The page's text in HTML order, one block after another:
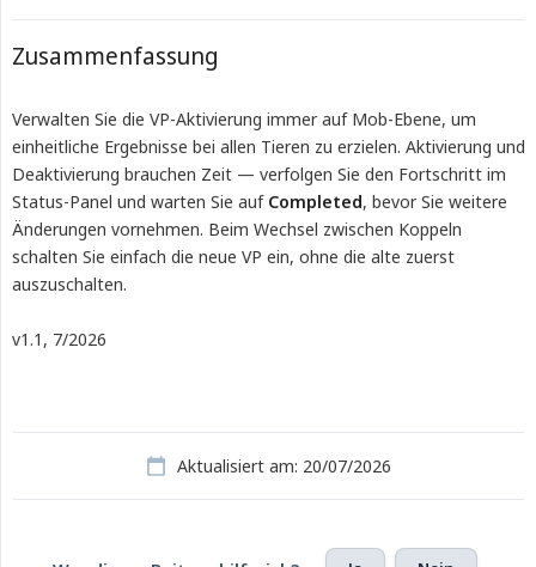
Zusammenfassung
Verwalten Sie die VP-Aktivierung immer auf Mob-Ebene, um
einheitliche Ergebnisse bei allen Tieren zu erzielen. Aktivierung und
Deaktivierung brauchen Zeit — verfolgen Sie den Fortschritt im
Status-Panel und warten Sie auf Completed, bevor Sie weitere
Änderungen vornehmen. Beim Wechsel zwischen Koppeln
schalten Sie einfach die neue VP ein, ohne die alte zuerst
auszuschalten.
v1.1, 7/2026
Aktualisiert am: 20/07/2026